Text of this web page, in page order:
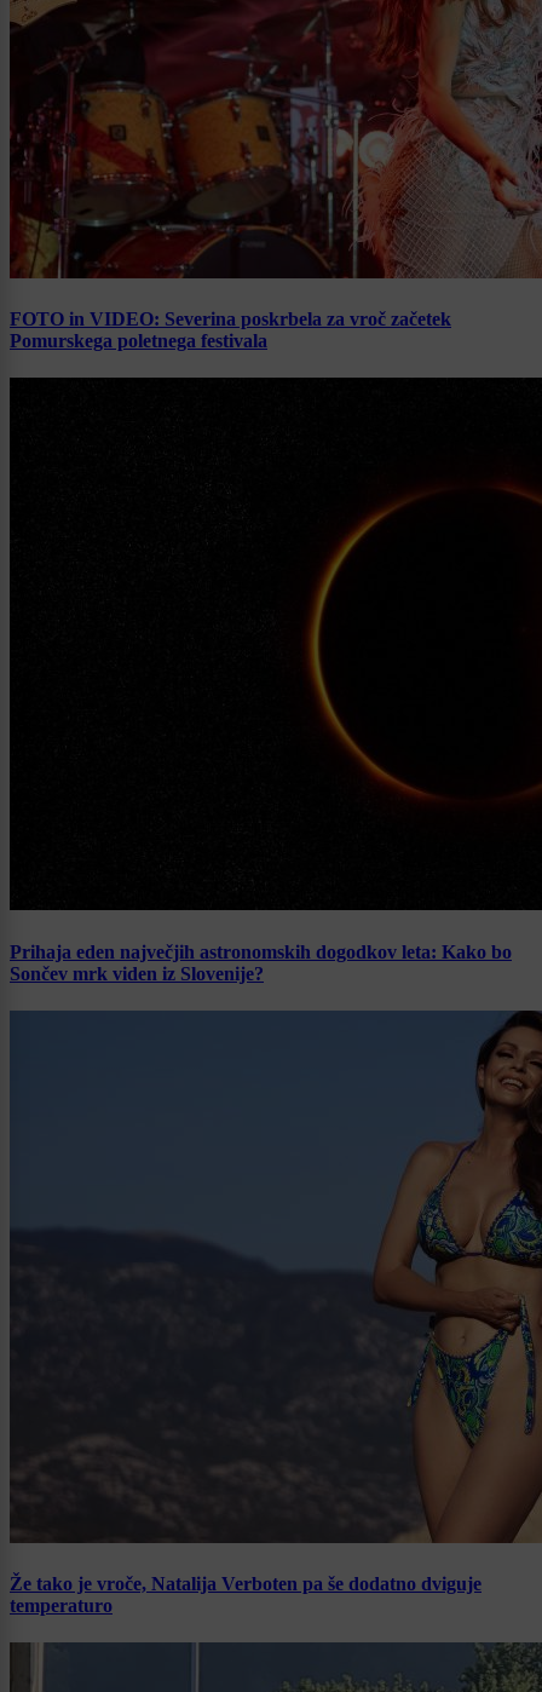
FOTO in VIDEO: Severina poskrbela za vroč začetek
Pomurskega poletnega festivala
Prihaja eden največjih astronomskih dogodkov leta: Kako bo
Sončev mrk viden iz Slovenije?
Že tako je vroče, Natalija Verboten pa še dodatno dviguje
temperaturo